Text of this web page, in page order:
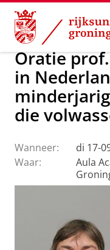
Skip
Content
Skip
Navigation
Over ons Actueel
Oratie
in
die
Wanneer:
di 17-
Waar:
Aula